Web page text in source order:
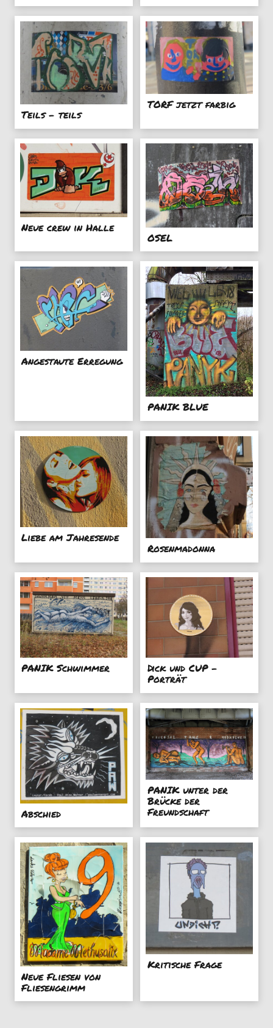
Teils - teils
TORF jetzt farbig
Neue crew in Halle
OSEL
Angestaute Erregung
PANIK BLUE
Liebe am Jahresende
Rosenmadonna
PANIK Schwimmer Dick und CUP -
Porträt
Abschied
PANIK unter der
Brücke der
Freundschaft
Neue Fliesen von
Fliesengrimm
Kritische Frage